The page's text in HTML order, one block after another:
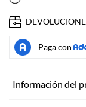
Información del